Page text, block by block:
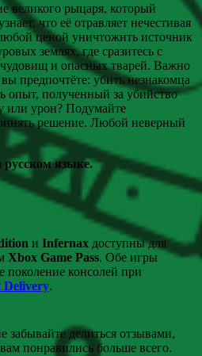
великого рыцаря, который
что её отравляет нечестивая
ценой уничтожить источник
землях, где сразитесь с
и опасных тварей. Важно
предпочтёте: убить незнакомца
опыт, полученный за убийство
или урон? Подумайте
решение. Любой неверный
языке.
и Infernax доступны для
Xbox Game Pass. Обе игры
поколение консолей при
Delivery.
делиться отзывами,
понравились больше всего.